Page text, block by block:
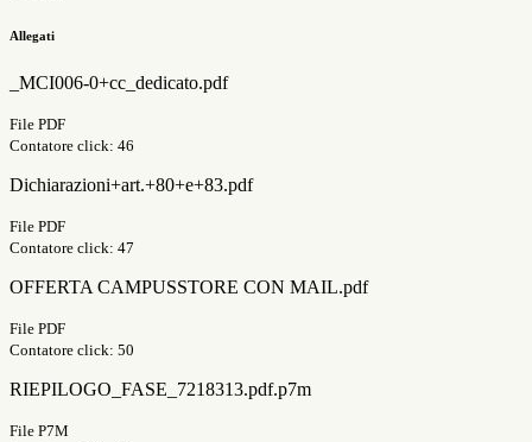
Allegati
_MCI006-0+cc_dedicato.pdf
File PDF
Contatore click: 46
Dichiarazioni+art.+80+e+83.pdf
File PDF
Contatore click: 47
OFFERTA CAMPUSSTORE CON MAIL.pdf
File PDF
Contatore click: 50
RIEPILOGO_FASE_7218313.pdf.p7m
File P7M